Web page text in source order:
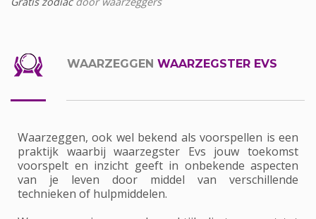
WAARZEGGEN WAARZEGSTER EVS
Waarzeggen, ook wel bekend als voorspellen is een
praktijk waarbij waarzegster Evs jouw toekomst
voorspelt en inzicht geeft in onbekende aspecten
van je leven door middel van verschillende
technieken of hulpmiddelen.